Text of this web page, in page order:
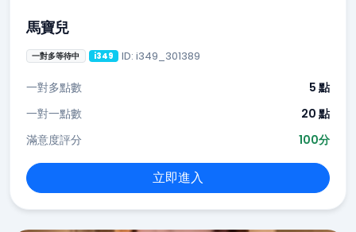
馬寶兒
一對多等待中 i349 ID: i349_301389
一對多點數
5 點
一對一點數
20 點
滿意度評分
100分
立即進入